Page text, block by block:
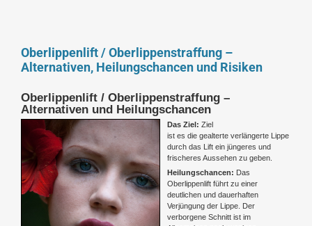
Oberlippenlift / Oberlippenstraffung –
Alternativen, Heilungschancen und Risiken
Oberlippenlift / Oberlippenstraffung –
Alternativen und Heilungschancen
Das Ziel: Ziel
ist es die gealterte verlängerte Lippe
durch das Lift ein jüngeres und
frischeres Aussehen zu geben.
Heilungschancen: Das
Oberlippenlift führt zu einer
deutlichen und dauerhaften
Verjüngung der Lippe. Der
verborgene Schnitt ist im